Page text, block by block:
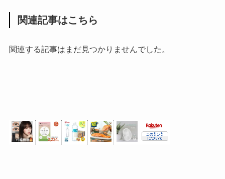
関連記事はこちら
関連する記事はまだ見つかりませんでした。